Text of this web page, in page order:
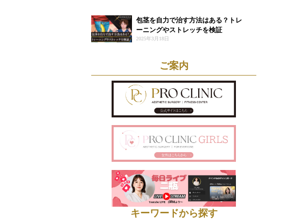
包茎を自力で治す方法はある？トレ
ーニングやストレッチを検証
2025年3月18日
ご案内
キーワードから探す